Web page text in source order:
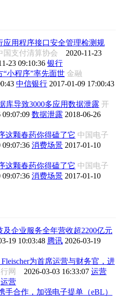
应用程序接口安全管理检测规
国支付清算协会 2020-11-23
23 09:10:36 银行
小程序”率先面世 金融
中信银行 2017-01-09 17:00:43
库导致3000多应用数据泄露 开
09:07:09 数据泄露 2018-06-26
这颗春药你得磕了它 中国电子
09:07:36 消费场景 2017-01-10
这颗春药你得磕了它 中国电子
09:07:36 消费场景 2017-01-10
企业服务全年营收超2200亿元
19 10:03:48 腾讯 2026-03-19
为首席运营与财务官，进
行网 2026-03-03 16:33:07 运营
运营
手合作，加强电子提单（eBL）